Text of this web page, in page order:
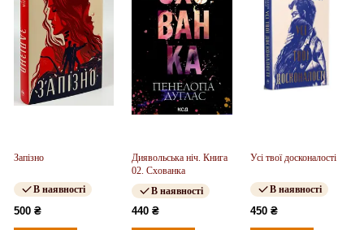
Запізно
В наявності
500 ₴
Диявольська ніч. Книга
02. Схованка
В наявності
440 ₴
Усі твої досконалості
В наявності
450 ₴